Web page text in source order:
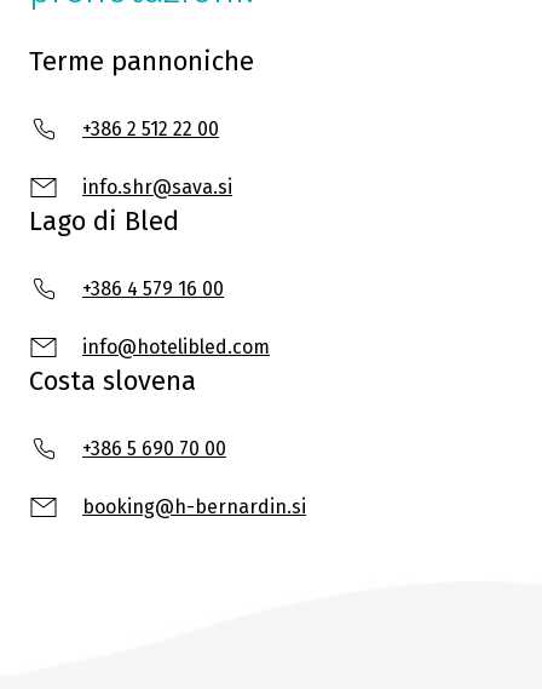
Terme pannoniche
+386 2 512 22 00
info.shr@sava.si
Lago di Bled
+386 4 579 16 00
info@hotelibled.com
Costa slovena
+386 5 690 70 00
booking@h-bernardin.si